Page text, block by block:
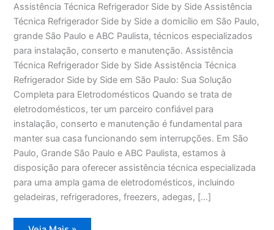
Assistência Técnica Refrigerador Side by Side Assistência
Técnica Refrigerador Side by Side a domicílio em São Paulo,
grande São Paulo e ABC Paulista, técnicos especializados
para instalação, conserto e manutenção. Assistência
Técnica Refrigerador Side by Side Assistência Técnica
Refrigerador Side by Side em São Paulo: Sua Solução
Completa para Eletrodomésticos Quando se trata de
eletrodomésticos, ter um parceiro confiável para
instalação, conserto e manutenção é fundamental para
manter sua casa funcionando sem interrupções. Em São
Paulo, Grande São Paulo e ABC Paulista, estamos à
disposição para oferecer assistência técnica especializada
para uma ampla gama de eletrodomésticos, incluindo
geladeiras, refrigeradores, freezers, adegas, […]